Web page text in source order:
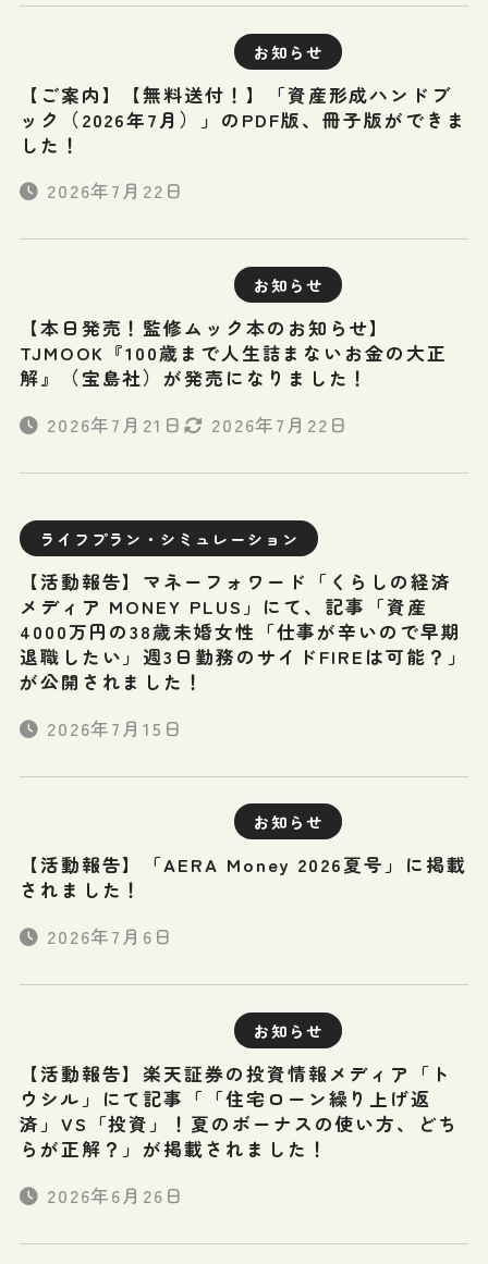
お知らせ
【ご案内】【無料送付！】「資産形成ハンドブ
ック（2026年7月）」のPDF版、冊子版ができま
した！
2026年7月22日
お知らせ
【本日発売！監修ムック本のお知らせ】
TJMOOK『100歳まで人生詰まないお金の大正
解』（宝島社）が発売になりました！
2026年7月21日
2026年7月22日
ライフプラン・シミュレーション
【活動報告】マネーフォワード「くらしの経済
メディア MONEY PLUS」にて、記事「資産
4000万円の38歳未婚女性「仕事が辛いので早期
退職したい」週3日勤務のサイドFIREは可能？」
が公開されました！
2026年7月15日
お知らせ
【活動報告】「AERA Money 2026夏号」に掲載
されました！
2026年7月6日
お知らせ
【活動報告】楽天証券の投資情報メディア「ト
ウシル」にて記事「「住宅ローン繰り上げ返
済」VS「投資」！夏のボーナスの使い方、どち
らが正解？」が掲載されました！
2026年6月26日